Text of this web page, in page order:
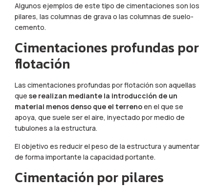
Algunos ejemplos de este tipo de cimentaciones son los
pilares, las columnas de grava o las columnas de suelo-
cemento.
Cimentaciones profundas por
flotación
Las cimentaciones profundas por flotación son aquellas
que se realizan mediante la introducción de un
material menos denso que el terrenoen el que se
apoya, que suele ser el aire, inyectado por medio de
tubulones a la estructura.
El objetivo es reducir el peso de la estructura y aumentar
de forma importante la capacidad portante.
Cimentación por pilares